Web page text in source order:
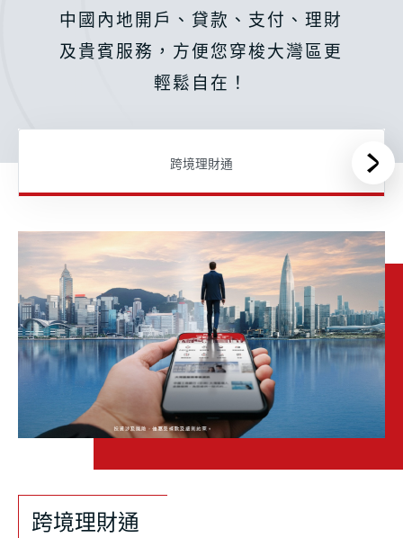
中國內地開戶、貸款、支付、理財
及貴賓服務，方便您穿梭大灣區更
輕鬆自在！
跨境理財通
跨境理財通